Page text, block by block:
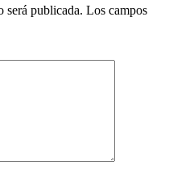
será publicada. Los campos